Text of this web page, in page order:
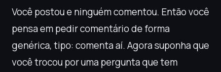
Você postou e ninguém comentou. Então você
pensa em pedir comentário de forma
genérica, tipo: comenta aí. Agora suponha que
você trocou por uma pergunta que tem